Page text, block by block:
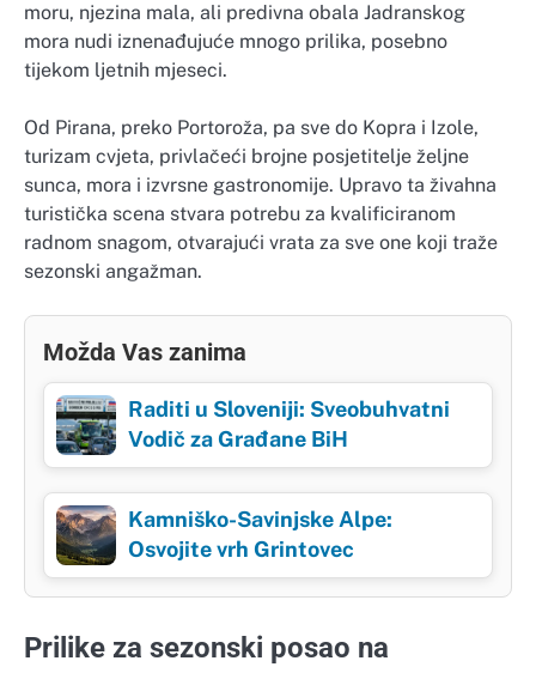
moru, njezina mala, ali predivna obala Jadranskog
mora nudi iznenađujuće mnogo prilika, posebno
tijekom ljetnih mjeseci.
Od Pirana, preko Portoroža, pa sve do Kopra i Izole,
turizam cvjeta, privlačeći brojne posjetitelje željne
sunca, mora i izvrsne gastronomije. Upravo ta živahna
turistička scena stvara potrebu za kvalificiranom
radnom snagom, otvarajući vrata za sve one koji traže
sezonski angažman.
Možda Vas zanima
Raditi u Sloveniji: Sveobuhvatni
Vodič za Građane BiH
Kamniško-Savinjske Alpe:
Osvojite vrh Grintovec
Prilike za sezonski posao na